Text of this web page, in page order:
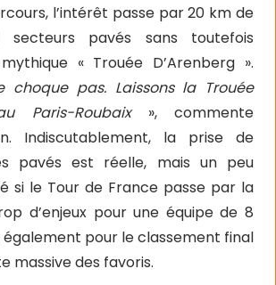
l’intérêt passe par 20 km de
secteurs pavés sans toutefois
« Trouée D’Arenberg ».
choque pas. Laissons la Trouée
Paris-Roubaix», commente
Indiscutablement, la prise de
pavés est réelle, mais un peu
si le Tour de France passe par la
d’enjeux pour une équipe de 8
également pour le classement final
massive des favoris.